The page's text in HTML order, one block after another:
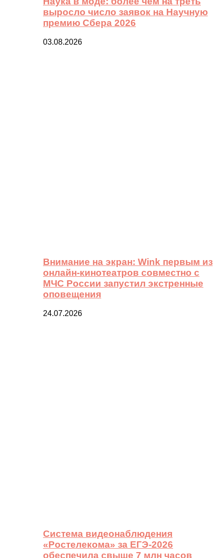
выросло число заявок на Научную
премию Сбера 2026
03.08.2026
Внимание на экран: Wink первым из
онлайн-кинотеатров совместно с
МЧС России запустил экстренные
оповещения
24.07.2026
Система видеонаблюдения
«Ростелекома» за ЕГЭ-2026
обеспечила свыше 7 млн часов